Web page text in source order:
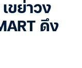
ขย่าวง
ดึง